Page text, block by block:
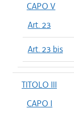
CAPO V
Art. 23
Art. 23 bis
TITOLO III
CAPO I